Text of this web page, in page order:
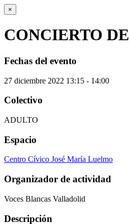
×
CONCIERTO
Fechas del evento
27 diciembre 2022 13:15 - 14:00
Colectivo
ADULTO
Espacio
Centro Cívico José María Luelmo
Organizador de actividad
Voces Blancas Valladolid
Descripción